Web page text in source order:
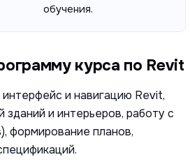
обучения.
курса по Revit
и навигацию Revit,
и интерьеров, работу с
формирование планов,